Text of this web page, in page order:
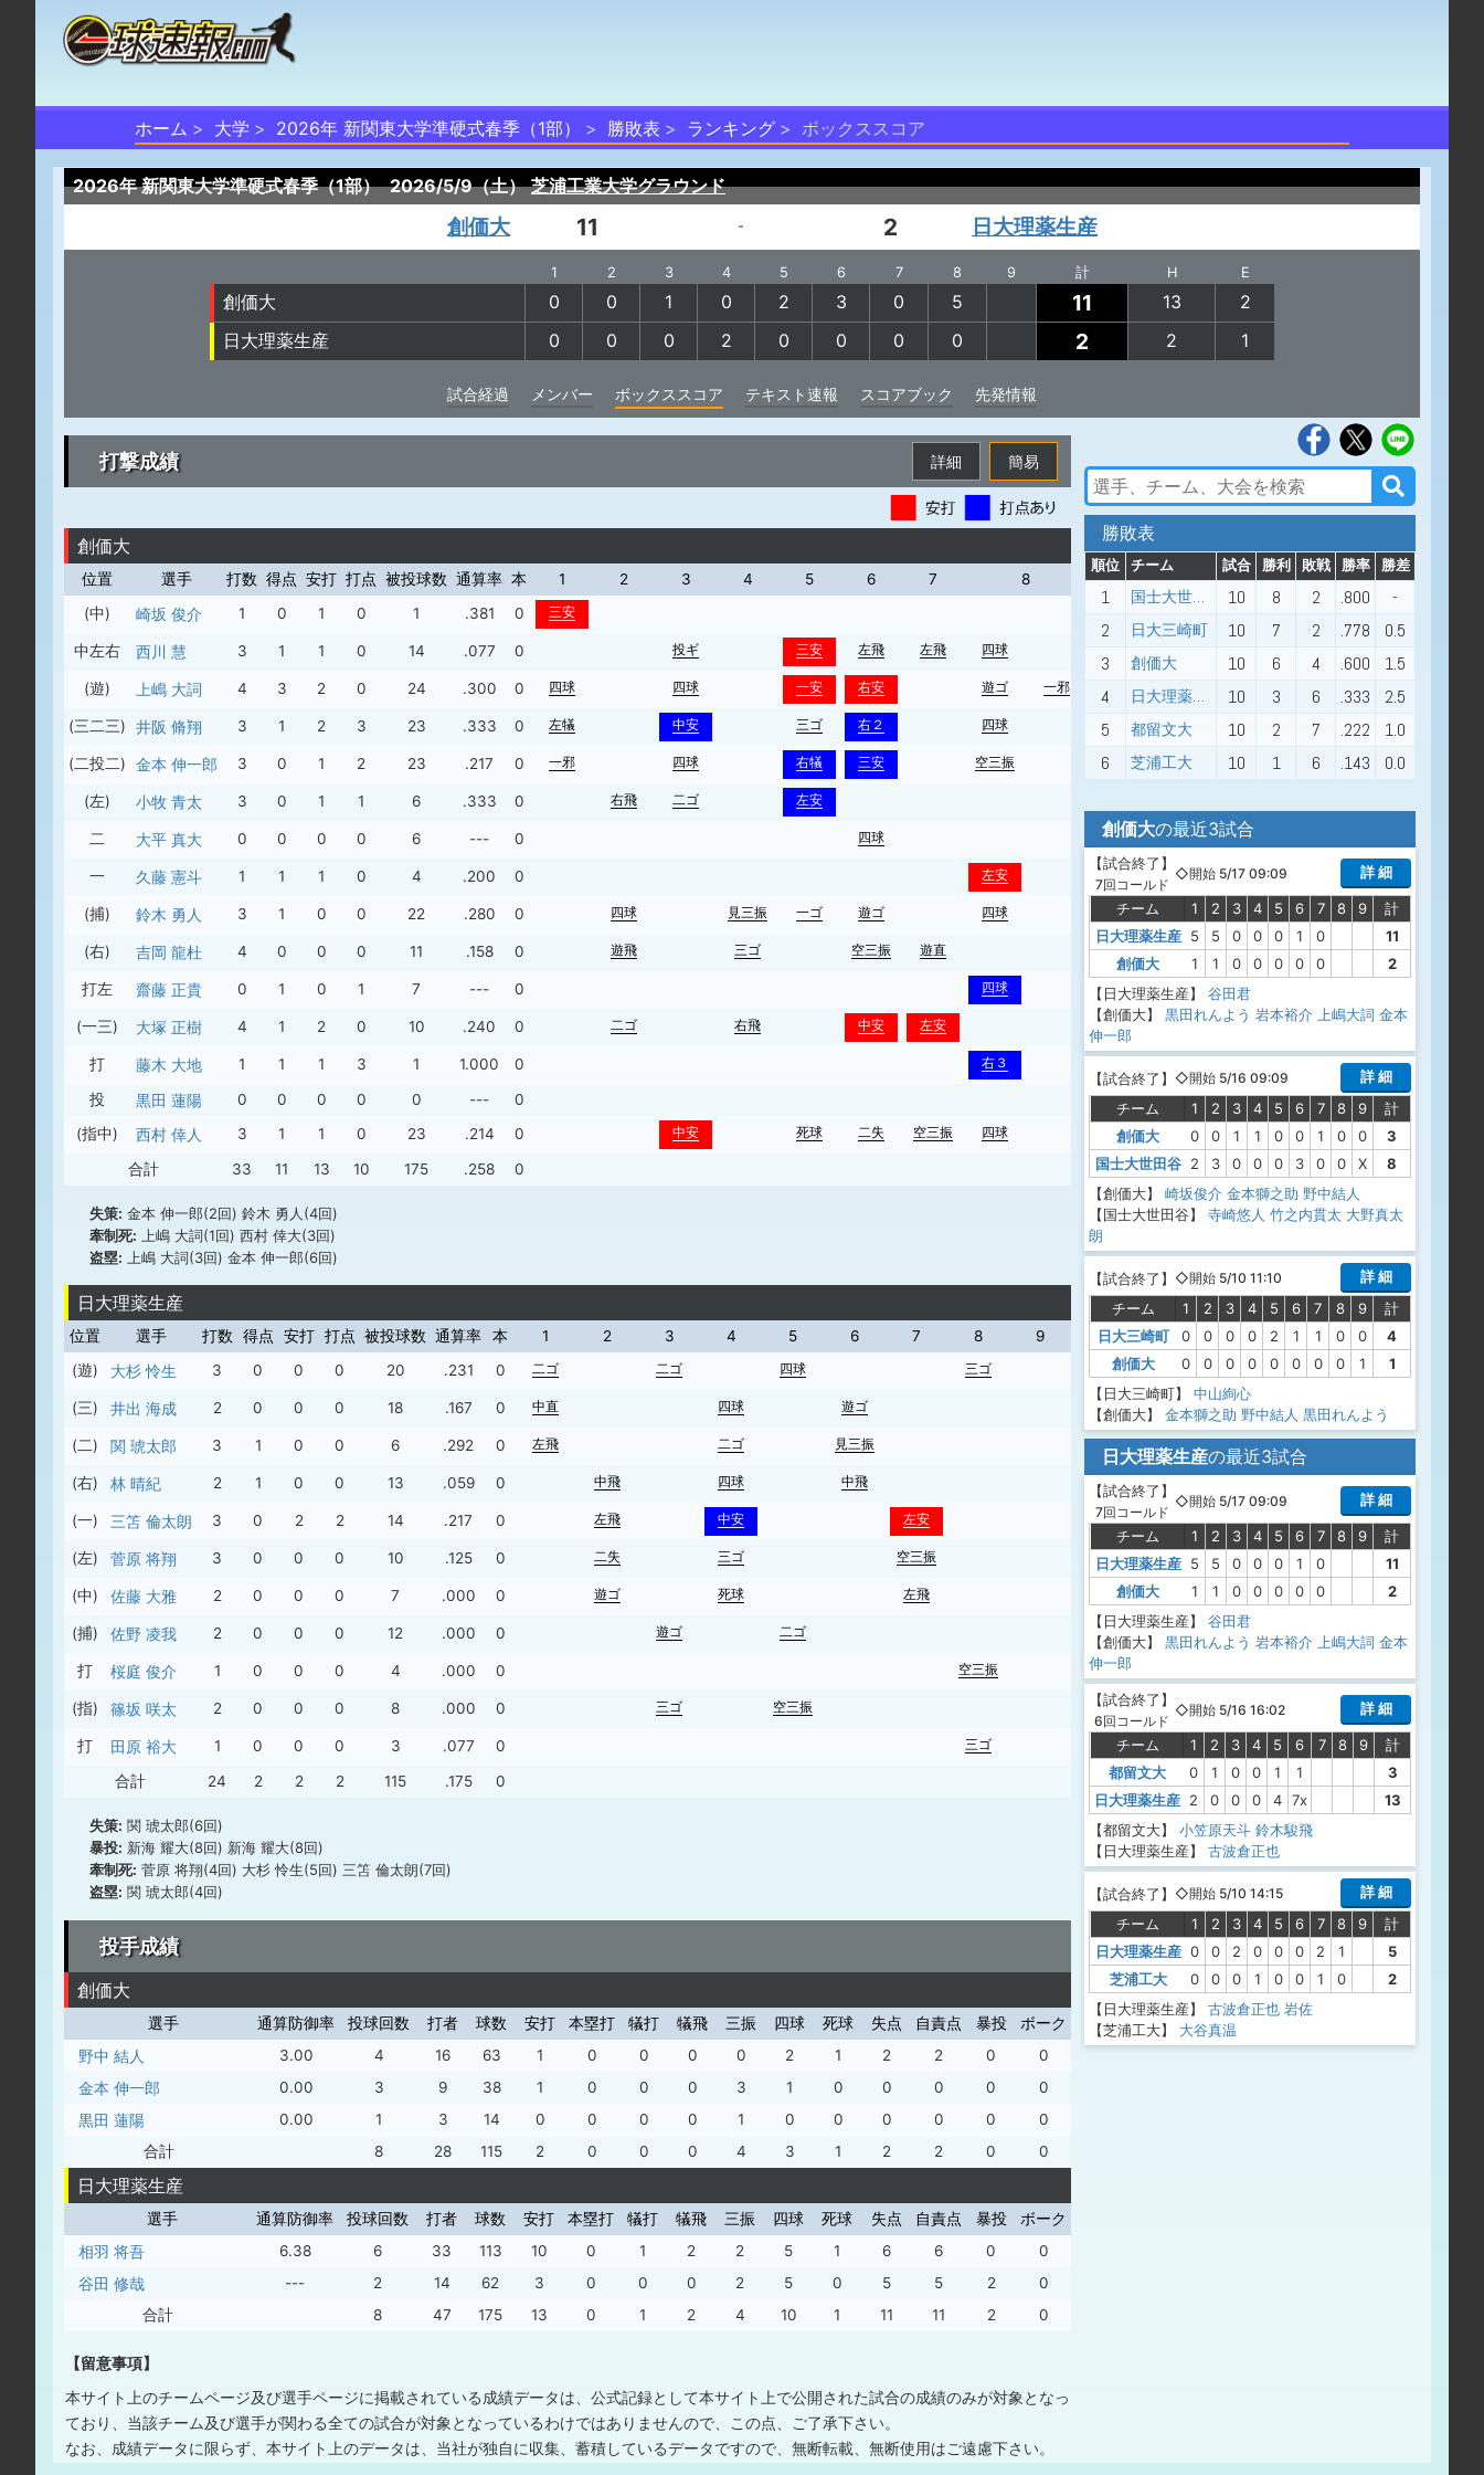
ホーム 大学 2026年 新関東大学準硬式春季（1部） 勝敗表 ランキング ボックススコア
2026年 新関東大学準硬式春季（1部） 2026/5/9（土） 芝浦工業大学グラウンド
創価大 11 - 2 日大理薬生産
1 2 3 4 5 6 7 8 9 計 H E
創価大 0 0 1 0 2 3 0 5 11 13
2
日大理薬生産
0 0 0 2 0 0 0 0 2 2 1
試合経過 メンバー ボックススコア テキスト速報 スコアブック 先発情報
打撃成績 簡易
詳細
創価大
位置 選手 打数 得点 安打 打点 被投球数 通算率 本 1 2 3 4 5 6 7 8
9
(中)
崎坂 俊介 1 0 1 0 1 .381 0 三安
中左右 西川 慧 3 1 1 0 14 .077 0 投ギ 三安 左飛 左飛 四球
(遊) 上嶋 大詞 4 3 2 0 24 .300 0 四球 四球 一安 右安 遊ゴ 一邪
(三二三) 井阪 脩翔 3 1 2 3 23 .333 0 左犠 中安 三ゴ 右２ 四球
(二投二) 金本 伸一郎 3 0 1 2 23 .217 0 一邪 四球 右犠 三安 空三振
(左) 小牧 青太 3 0 1 1 6 .333 0 右飛 二ゴ 左安
二 大平 真大 0 0 0 0 6 --- 0 四球
一 久藤 憲斗 1 1 1 0 4 .200 0 左安
(捕) 鈴木 勇人 3 1 0 0 22 .280 0 四球 見三振 一ゴ 遊ゴ 四球
(右) 吉岡 龍杜 4 0 0 0 11 .158 0 遊飛 三ゴ 空三振 遊直
打左 齋藤 正貴 0 1 0 1 7 --- 0 四球
(一三) 大塚 正樹 4 1 2 0 10 .240 0 二ゴ 右飛 中安 左安
打 藤木 大地 1 1 1 3 1 1.000 0 右３
投 黒田 蓮陽 0 0 0 0 0 ---
0
(指中)
西村 倖人 3 1 1 0 23 .214 0 中安 死球 二失 空三振 四球
合計 33 11 13 10 175 .258 0
失策: 金本 伸一郎(2回) 鈴木 勇人(4回)
牽制死: 上嶋 大詞(1回) 西村 倖大(3回)
盗塁: 上嶋 大詞(3回) 金本 伸一郎(6回)
日大理薬生産
位置 選手 打数 得点 安打 打点 被投球数 通算率 本 1 2 3 4 5 6 7 8
9
(遊)
大杉 怜生 3 0 0 0 20 .231 0 二ゴ 二ゴ 四球 三ゴ
(三) 井出 海成 2 0 0 0 18 .167 0 中直 四球 遊ゴ
(二) 関 琥太郎 3 1 0 0 6 .292 0 左飛 二ゴ 見三振
(右) 林 晴紀 2 1 0 0 13 .059 0 中飛 四球 中飛
(一) 三笘 倫太朗 3 0 2 2 14 .217 0 左飛 中安 左安
(左) 菅原 将翔 3 0 0 0 10 .125 0 二失 三ゴ 空三振
(中) 佐藤 大雅 2 0 0 0 7 .000 0 遊ゴ 死球 左飛
(捕) 佐野 凌我 2 0 0 0 12 .000 0 遊ゴ 二ゴ
打 桜庭 俊介 1 0 0 0 4 .000 0 空三振
(指) 篠坂 咲太 2 0 0 0 8 .000 0 三ゴ 空三振
打 田原 裕大 1 0 0 0 3 .077 0 三ゴ
合計 24 2 2 2 115 .175 0
失策: 関 琥太郎(6回)
暴投: 新海 耀大(8回) 新海 耀大(8回)
牽制死: 菅原 将翔(4回) 大杉 怜生(5回) 三笘 倫太朗(7回)
盗塁: 関 琥太郎(4回)
投手成績
創価大
選手 通算防御率 投球回数 打者 球数 安打 本塁打 犠打 犠飛 三振 四球 死球 失点 自責点 暴投 ボーク
野中 結人 3.00 4 16 63 1 0 0 0 0 2 1 2 2 0 0
金本 伸一郎 0.00 3 9 38 1 0 0 0 3 1 0 0 0 0 0
黒田 蓮陽 0.00 1 3 14 0 0 0 0 1 0 0 0 0 0
0
合計
8 28 115 2 0 0 0 4 3 1 2 2 0 0
日大理薬生産
選手 通算防御率 投球回数 打者 球数 安打 本塁打 犠打 犠飛 三振 四球 死球 失点 自責点 暴投 ボーク
相羽 将吾 6.38 6 33 113 10 0 1 2 2 5 1 6 6 0 0
谷田 修哉 --- 2 14 62 3 0 0 0 2 5 0 5 5 2
0
合計
8 47 175 13 0 1 2 4 10 1 11 11 2 0
【留意事項】
本サイト上のチームページ及び選手ページに掲載されている成績データは、公式記録として本サイト上で公開された試合の成績のみが対象となっ
ており、当該チーム及び選手が関わる全ての試合が対象となっているわけではありませんので、この点、ご了承下さい。
なお、成績データに限らず、本サイト上のデータは、当社が独自に収集、蓄積しているデータですので、無断転載、無断使用はご遠慮下さい。
勝敗表
順位 チーム 試合 勝利 敗戦 勝率 勝差
1 国士大世田谷 10 8 2 .800
-
2
日大三崎町 10 7 2 .778
0.5
3
創価大 10 6 4 .600
1.5
4
日大理薬生産 10 3 6 .333
2.5
5
都留文大 10 2 7 .222
1.0
6
芝浦工大 10 1 6 .143 0.0
創価大の最近3試合
【試合終了】
7回コールド
◇開始 5/17 09:09 詳 細
チーム 1 2 3 4 5 6 7 8 9
計
日大理薬生産 5 5 0 0 0 1 0
11
創価大
1 1 0 0 0 0 0
2
【日大理薬生産】
谷田君
【創価大】
黒田れんよう 岩本裕介 上嶋大詞 金本
伸一郎
【試合終了】 ◇開始 5/16 09:09
詳 細
チーム
1 2 3 4 5 6 7 8 9
計
創価大
0 0 1 1 0 0 1 0 0
3
国士大世田谷 2 3 0 0 0 3 0 0 X
8
【創価大】
崎坂俊介 金本獅之助 野中結人
【国士大世田谷】
寺崎悠人 竹之内貫太 大野真太
朗
【試合終了】 ◇開始 5/10 11:10
詳 細
チーム
1 2 3 4 5 6 7 8 9
計
日大三崎町
0 0 0 0 2 1 1 0 0
4
創価大
0 0 0 0 0 0 0 0 1
1
【日大三崎町】
中山絢心
【創価大】
金本獅之助 野中結人 黒田れんよう
日大理薬生産の最近3試合
【試合終了】
7回コールド
◇開始 5/17 09:09 詳 細
チーム 1 2 3 4 5 6 7 8 9
計
日大理薬生産 5 5 0 0 0 1 0
11
創価大
1 1 0 0 0 0 0
2
【日大理薬生産】
谷田君
【創価大】
黒田れんよう 岩本裕介 上嶋大詞 金本
伸一郎
【試合終了】
6回コールド
◇開始 5/16 16:02 詳 細
チーム 1 2 3 4 5 6 7 8 9
計
都留文大
0 1 0 0 1 1
3
日大理薬生産 2 0 0 0 4 7x
13
【都留文大】
小笠原天斗 鈴木駿飛
【日大理薬生産】
古波倉正也
【試合終了】 ◇開始 5/10 14:15
詳 細
チーム
1 2 3 4 5 6 7 8 9
計
日大理薬生産 0 0 2 0 0 0 2 1
5
芝浦工大
0 0 0 1 0 0 1 0
2
【日大理薬生産】
古波倉正也 岩佐
【芝浦工大】
大谷真温